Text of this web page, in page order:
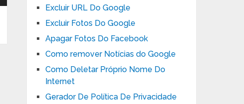
Excluir URL Do Google
Excluir Fotos Do Google
Apagar Fotos Do Facebook
Como remover Notícias do Google
Como Deletar Próprio Nome Do
Internet
Gerador De Política De Privacidade